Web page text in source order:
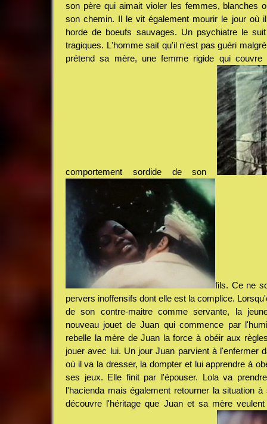
son père qui aimait violer les femmes, blanches
son chemin. Il le vit également mourir le jour où
horde de boeufs sauvages. Un psychiatre le
tragiques. L'homme sait qu'il n'est pas guéri
prétend sa mère, une femme rigide qui
comportement sordide de son
fils. Ce ne
pervers inoffensifs dont elle est la complice.
de son contre-maitre comme servante, la
nouveau jouet de Juan qui commence par
rebelle la mère de Juan la force à obéir aux
jouer avec lui. Un jour Juan parvient à l'enfermer
où il va la dresser, la dompter et lui apprendre à
ses jeux. Elle finit par l'épouser. Lola va
l'hacienda mais également retourner la situation
découvre l'héritage que Juan et sa mère